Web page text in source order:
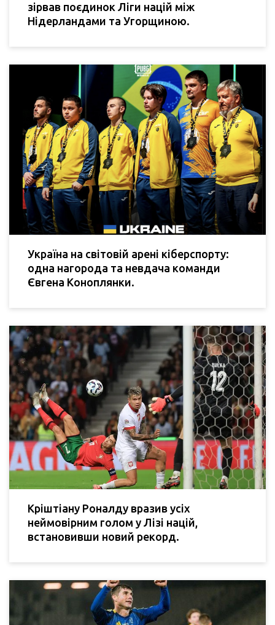
зірвав поєдинок Ліги націй між
Нідерландами та Угорщиною.
Україна на світовій арені кіберспорту:
одна нагорода та невдача команди
Євгена Коноплянки.
Кріштіану Роналду вразив усіх
неймовірним голом у Лізі націй,
встановивши новий рекорд.